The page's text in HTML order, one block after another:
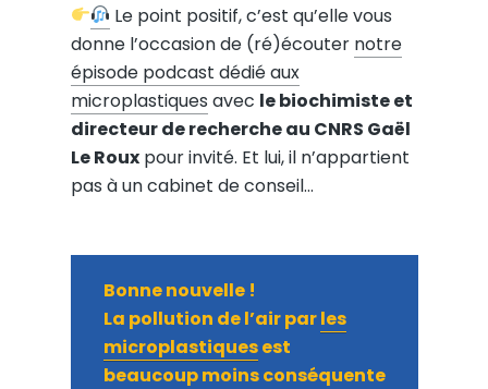
Le point positif, c’est qu’elle vous
donne l’occasion de (ré)écouter notre
épisode podcast dédié aux
microplastiques avec le biochimiste et
directeur de recherche au CNRS Gaël
Le Rouxpour invité. Et lui, il n’appartient
pas à un cabinet de conseil…
Bonne nouvelle !
La pollution de l’air parles
microplastiquesest
beaucoup moins conséquente